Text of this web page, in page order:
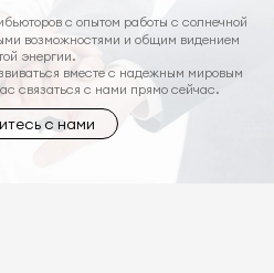
с опытом работы с солнечной
возможностями и общим видением
энергии.
вместе с надежным мировым
связаться с нами прямо сейчас.
с нами